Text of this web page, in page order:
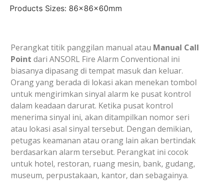
Products Sizes: 86x86x60mm
Perangkat titik panggilan manual atau Manual Call
Point dari ANSORL Fire Alarm Conventional ini
biasanya dipasang di tempat masuk dan keluar.
Orang yang berada di lokasi akan menekan tombol
untuk mengirimkan sinyal alarm ke pusat kontrol
dalam keadaan darurat. Ketika pusat kontrol
menerima sinyal ini, akan ditampilkan nomor seri
atau lokasi asal sinyal tersebut. Dengan demikian,
petugas keamanan atau orang lain akan bertindak
berdasarkan alarm tersebut. Perangkat ini cocok
untuk hotel, restoran, ruang mesin, bank, gudang,
museum, perpustakaan, kantor, dan sebagainya.